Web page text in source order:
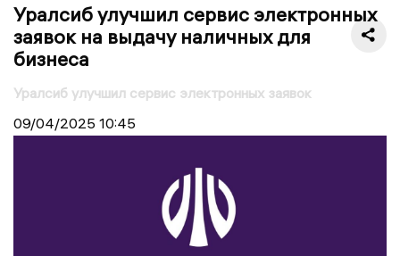
Уралсиб улучшил сервис электронных
заявок на выдачу наличных для
бизнеса
Уралсиб улучшил сервис электронных заявок
09/04/2025 10:45